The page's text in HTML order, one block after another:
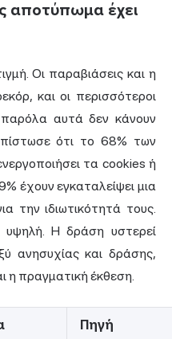
αποτύπωμα έχει
Οι παραβιάσεις και η
και οι περισσότεροι
αυτά δεν κάνουν
ότι το 68% των
τα cookies ή
έχουν εγκαταλείψει μια
την ιδιωτικότητά τους.
υψηλή. Η δράση υστερεί
ανησυχίας και δράσης,
η πραγματική έκθεση.
Πηγή